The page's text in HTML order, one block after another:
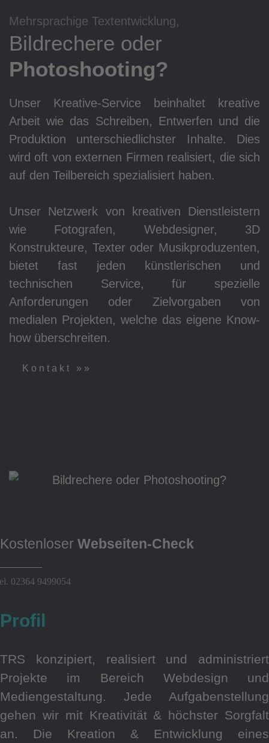
Mehrsprachige Textentwicklung,
Bildrechere oder
Photoshooting?
Unser Kreative-Service beinhaltet kreative
Arbeit wie das Schreiben, Entwerfen und die
Produktion unterschiedlichster Inhalte. Dies
wird oft von externen Firmen realisiert, die sich
auf den Teilbereich spezialisiert haben.
Unser Netzwerk von kreativen Dienstleistern
wie Fotografen, Webdesigner, 3D
Konstrukteure, Texter oder Musikproduzenten,
bietet fast jeden künstlerischen und
technischen Service, für spezielle
Anforderungen oder Zielvorgaben von
medialen Projekten, welche das eigene Know-
how überschreiten.
Kontakt »»
Kostenloser Webseiten-Check
02364 9499054
Profil
TRS konzipiert, realisiert und administriert
Projekte im Bereich Webdesign und
Mediengestaltung. Jede Aufgabenstellung
gehen wir mit Kreativität & höchster Sorgfalt
an. Die Kreation & Entwicklung eines